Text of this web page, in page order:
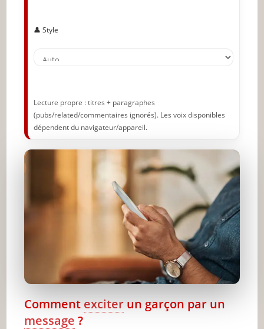
Partager l'amour
👤 Style
Lecture propre : titres + paragraphes
(pubs/related/commentaires ignorés). Les voix disponibles
dépendent du navigateur/appareil.
Comment exciter un garçon par un
message ?